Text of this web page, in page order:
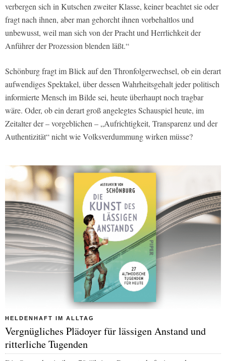
verbergen sich in Kutschen zweiter Klasse, keiner beachtet sie oder
fragt nach ihnen, aber man gehorcht ihnen vorbehaltlos und
unbewusst, weil man sich von der Pracht und Herrlichkeit der
Anführer der Prozession blenden läßt.“
Schönburg fragt im Blick auf den Thronfolgerwechsel, ob ein derart
aufwendiges Spektakel, über dessen Wahrheitsgehalt jeder politisch
informierte Mensch im Bilde sei, heute überhaupt noch tragbar
wäre. Oder, ob ein derart groß angelegtes Schauspiel heute, im
Zeitalter der – vorgeblichen – „Aufrichtigkeit, Transparenz und der
Authentizität“ nicht wie Volksverdummung wirken müsse?
HELDENHAFT IM ALLTAG
Vergnügliches Plädoyer für lässigen Anstand und
ritterliche Tugenden